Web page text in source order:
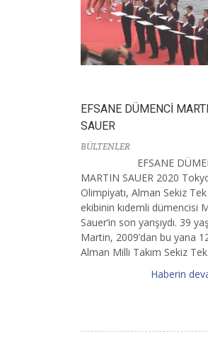
EFSANE DÜMENCİ
SAUER
BÜLTENLER
EFSANE
MARTIN SAUER 2020
Olimpiyatı, Alman Sekiz Tek
ekibinin kıdemli dümencisi
Sauer’in son yarışıydı. 39
Martin, 2009’dan bu yana 12
Alman Milli Takım Sekiz
Haberin